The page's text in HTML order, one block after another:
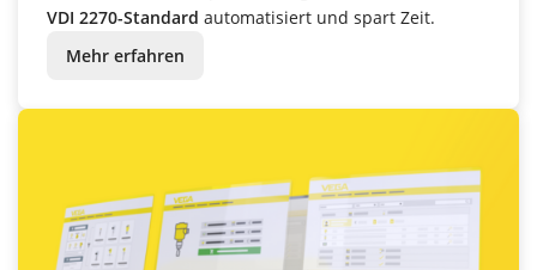
VDI 2270-Standard automatisiert und spart Zeit.
Mehr erfahren